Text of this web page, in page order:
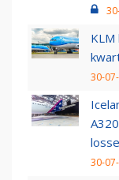
30-
30-